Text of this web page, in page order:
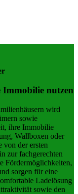
nutzen
wird
sowie
ihre Immobilie
Wallboxen oder
von der ersten
zur fachgerechten
Fördermöglichkeiten,
sorgen für eine
Ladelösung
sowie den